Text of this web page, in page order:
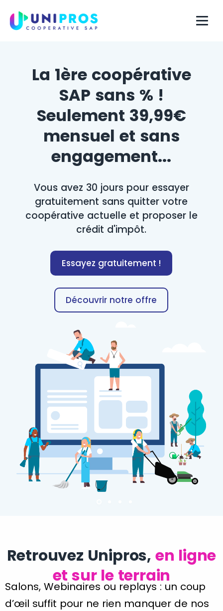
La 1ère coopérative
SAP sans % !
Seulement 39,99€
mensuel et sans
engagement...
Vous avez 30 jours pour essayer
gratuitement sans quitter votre
coopérative actuelle et proposer le
crédit d'impôt.
Essayez gratuitement !
Découvrir notre offre
Retrouvez Unipros, en ligne
et sur le terrain
Salons, Webinaires ou replays : un coup
d’œil suffit pour ne rien manquer de nos